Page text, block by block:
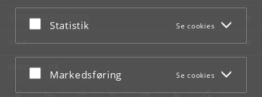
underCookie- og privatlivspolitiksom du finder i
bunden af hver side.
Acceptér eller afslå
Statistik Se cookies
Acceptér eller afslå
Markedsføring Se cookies
NØDSITUATIONER
WEB
MØD KU PÅ